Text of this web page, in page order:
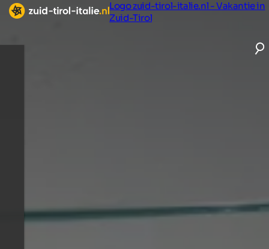
Logo zuid-tirol-italie.nl - Vakantie in
Zuid-Tirol